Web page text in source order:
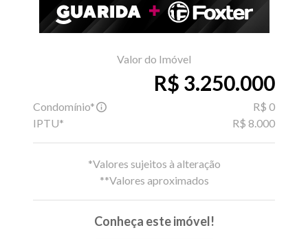
Valor do Imóvel
R$ 3.250.000
Condomínio*
R$ 0
IPTU*
R$ 8.000
*Valores sujeitos à alteração
**Valores aproximados
Conheça este imóvel!